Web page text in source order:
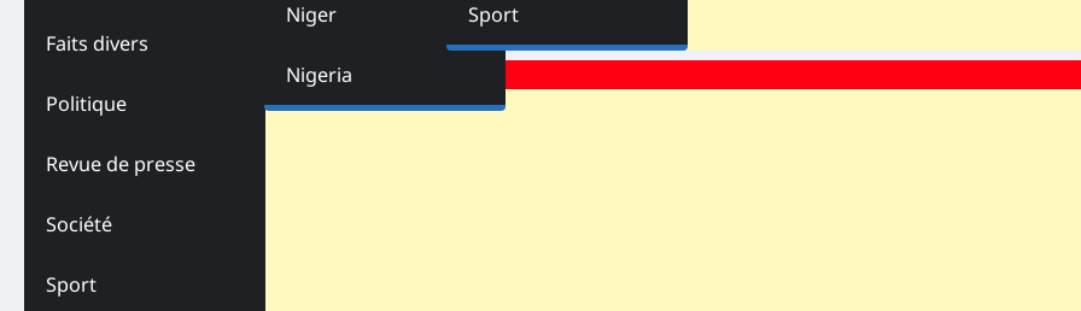
Faits divers
Politique
Revue de presse
Société
Sport
Niger
Nigeria
Sport